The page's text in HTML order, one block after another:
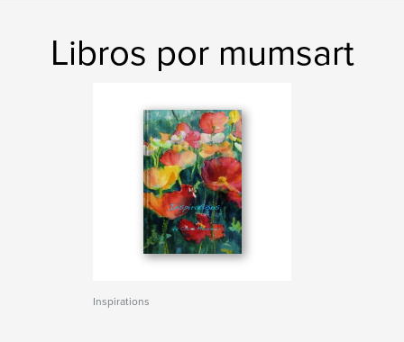
Libros por mumsart
Inspirations